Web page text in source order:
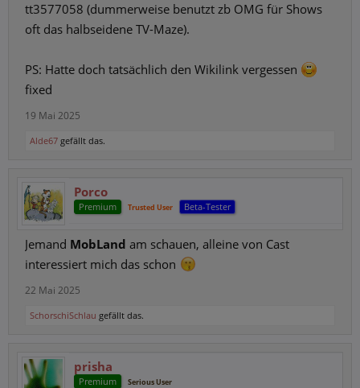
tt3577058 (dummerweise benutzt zb OMG für Shows
oft das halbseidene TV-Maze).
PS: Hatte doch tatsächlich den Wikilink vergessen
fixed
19 Mai 2025
Alde67 gefällt das.
Porco
Premium Trusted User Beta-Tester
Jemand MobLand am schauen, alleine von Cast
interessiert mich das schon
22 Mai 2025
SchorschiSchlau gefällt das.
prisha
Premium Serious User